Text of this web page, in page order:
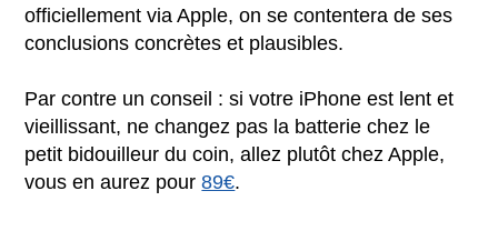
officiellement via Apple, on se contentera de ses
conclusions concrètes et plausibles.
Par contre un conseil : si votre iPhone est lent et
vieillissant, ne changez pas la batterie chez le
petit bidouilleur du coin, allez plutôt chez Apple,
vous en aurez pour89€.